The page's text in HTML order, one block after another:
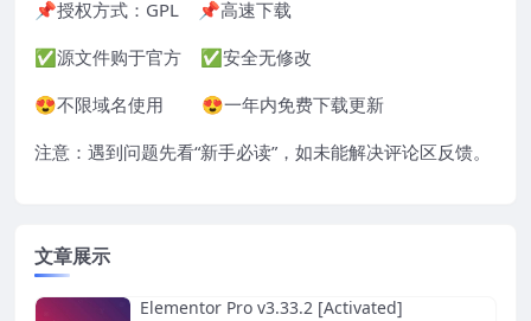
📌授权方式： GPL 📌高速下载
✅源文件购于官方 ✅安全无修改
😍不限域名使用 😍一年内免费下载更新
注意：遇到问题先看“新手必读”，如未能解决评论区反馈。
文章展示
Elementor Pro v3.33.2 [Activated]